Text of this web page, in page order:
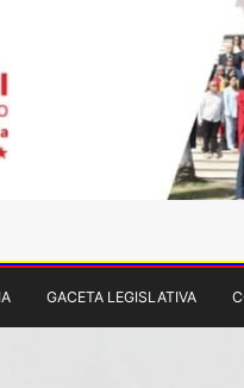
GACETA LEGISLATIVA